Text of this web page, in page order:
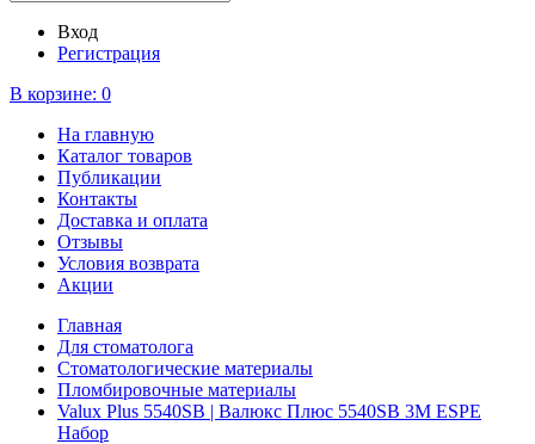
Вход
Регистрация
В корзине: 0
На главную
Каталог товаров
Публикации
Контакты
Доставка и оплата
Отзывы
Условия возврата
Акции
Главная
Для стоматолога
Стоматологические материалы
Пломбировочные материалы
Valux Plus 5540SB | Валюкс Плюс 5540SB 3M ESPE
Набор